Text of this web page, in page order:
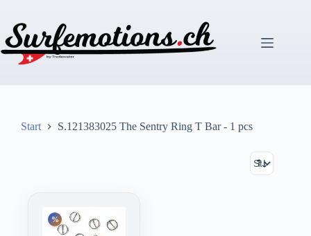
springen
Start S.121383025 The Sentry Ring T Bar - 1 pcs